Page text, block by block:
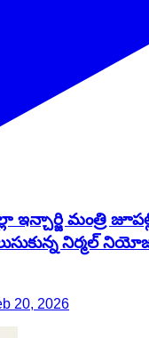
ఇన్చార్జి మంత్రి
నిర్మల్
20, 2026